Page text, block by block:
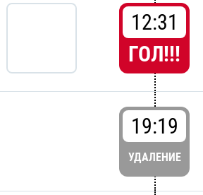
12:31
ГОЛ!!!
19:19
УДАЛЕНИЕ